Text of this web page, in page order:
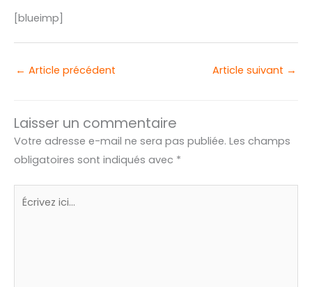
[blueimp]
← Article précédent Article suivant →
Laisser un commentaire
Votre adresse e-mail ne sera pas publiée. Les champs
obligatoires sont indiqués avec *